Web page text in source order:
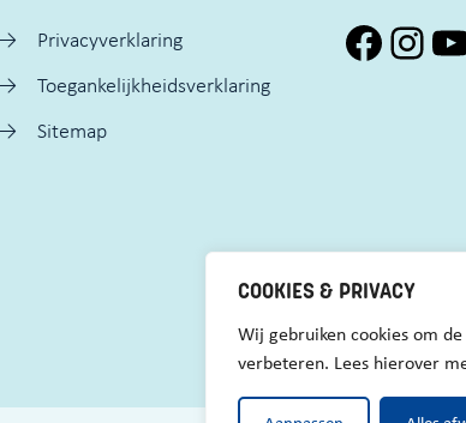
COOKIES & PRIVACY
Wij gebruiken cookies om
verbeteren. Lees hierover
Privacyverklaring
Toegankelijkheidsverklaring
Sitemap
Facebook Pact Zaandam OostInstagram Pact Zaandam Oost